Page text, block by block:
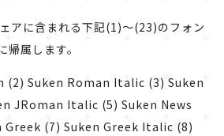
アに含まれる下記(1)～(23)のフォン
帰属します。
(2) Suken Roman Italic (3) Suken
JRoman Italic (5) Suken News
(7) Suken Greek Italic (8)